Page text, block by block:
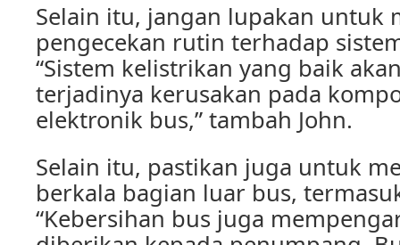
Selain itu, jangan lupakan untuk
pengecekan rutin terhadap
“Sistem kelistrikan yang baik
terjadinya kerusakan pada
elektronik bus,” tambah John.
Selain itu, pastikan juga untuk
berkala bagian luar bus,
“Kebersihan bus juga